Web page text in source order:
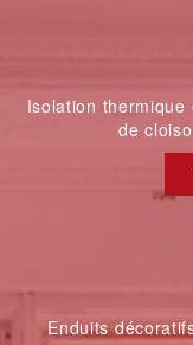
Isolation
de
Enduits